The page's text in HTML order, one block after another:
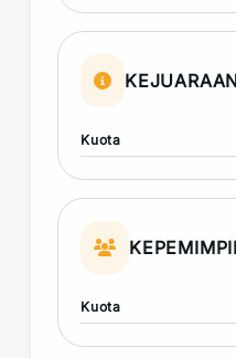
Kuota
Kuota